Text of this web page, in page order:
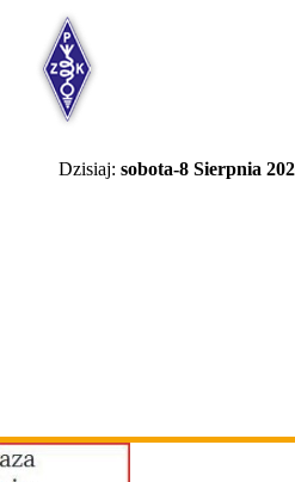
Dzisiaj: sobota-8 Sierpnia